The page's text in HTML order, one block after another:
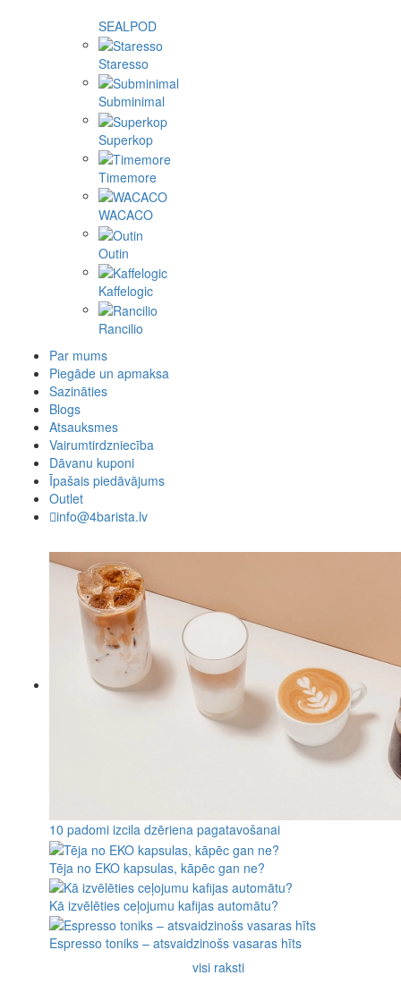
SEALPOD
Staresso
Subminimal
Superkop
Timemore
WACACO
Outin
Kaffelogic
Rancilio
Par mums
Piegāde un apmaksa
Sazināties
Blogs
Atsauksmes
Vairumtirdzniecība
Dāvanu kuponi
Īpašais piedāvājums
Outlet
info@4barista.lv
10 padomi izcila dzēriena pagatavošanai
Tēja no EKO kapsulas, kāpēc gan ne?
Kā izvēlēties ceļojumu kafijas automātu?
Espresso toniks – atsvaidzinošs vasaras hīts
visi raksti